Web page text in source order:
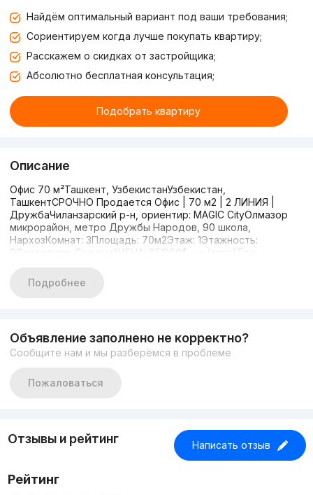
Найдём оптимальный вариант под ваши требования;
Сориентируем когда лучше покупать квартиру;
Расскажем о скидках от застройщика;
Абсолютно бесплатная консультация;
Подобрать квартиру
Описание
Офис 70 м²Ташкент, УзбекистанУзбекистан,
ТашкентСРОЧНО Продается Офис | 70 м2 | 2 ЛИНИЯ |
ДружбаЧиланзарский р-н, ориентир: MAGIC CityОлмазор
микрорайон, метро Дружбы Народов, 90 школа,
НархозКомнат: 3Площадь: 70м2Этаж: 1Этажность:
9Состояние: СреднийЦЕНА: 85’000$ у.е.(торг)Тел:
Подробнее
Объявление заполнено не корректно?
Сообщите нам и мы разберёмся в проблеме
Пожаловаться
Отзывы и рейтинг Написать отзыв
Рейтинг